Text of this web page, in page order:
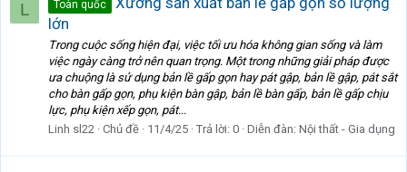
L Toàn quốc
lớn
Trong cuộc sống hiện đại, việc tối ưu hóa không gian sống và làm
việc ngày càng trở nên quan trọng. Một trong những giải pháp được
ưa chuộng là sử dụng bản lề gấp gọn hay pát gập, bản lề gập, pát sắt
cho bàn gấp gọn, phụ kiện bàn gập, bản lề bàn gấp, bản lề gấp chịu
lực, phụ kiện xếp gọn, pát...
Linh sl22 Chủ đề 11/4/25 Trả lời: 0 Diễn đàn: Nội thất - Gia dụng